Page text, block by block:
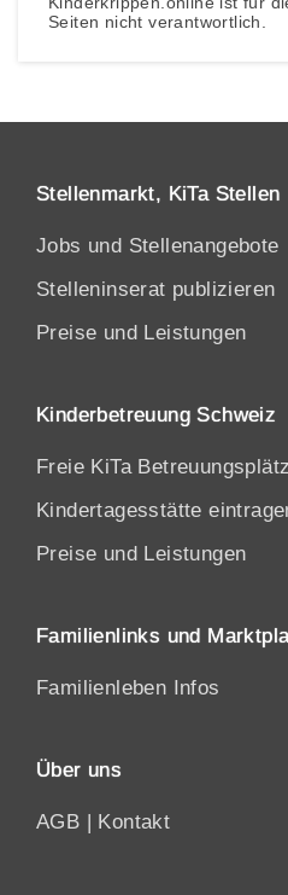
Seiten nicht verantwortlich.
Stellenmarkt, KiTa Stellen
Jobs und Stellenangebote
Stelleninserat publizieren
Preise und Leistungen
Kinderbetreuung Schweiz
Freie KiTa
Kindertagesstätte
Preise und Leistungen
Familienlinks und
Familienleben Infos
Über uns
AGB Kontakt